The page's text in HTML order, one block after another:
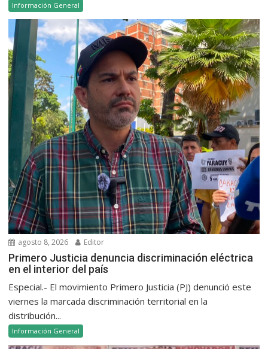
Información General
agosto 8, 2026 Editor
Primero Justicia denuncia discriminación eléctrica
en el interior del país
Especial.- El movimiento Primero Justicia (PJ) denunció este
viernes la marcada discriminación territorial en la
distribución...
Información General